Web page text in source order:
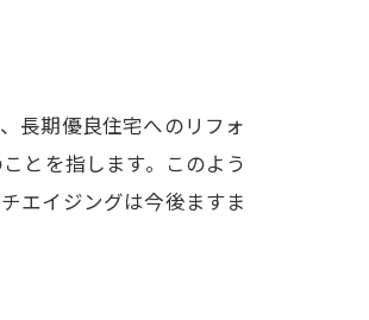
長期優良住宅へのリフォ
とを指します。このよう
エイジングは今後ますま